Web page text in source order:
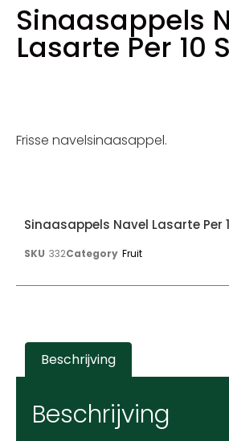
Sinaasappels
Lasarte Per 10
Frisse navelsinaasappel.
Sinaasappels Navel Lasarte Per
SKU 332Category Fruit
Beschrijving
Beschrijving